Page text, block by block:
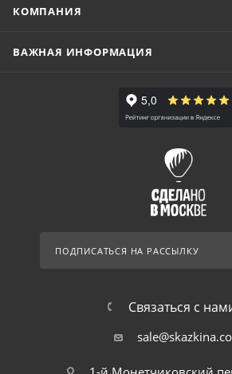
КОМПАНИЯ
ВАЖНАЯ ИНФОРМАЦИЯ
ПОДПИСАТЬСЯ НА РАССЫЛКУ
Связаться с